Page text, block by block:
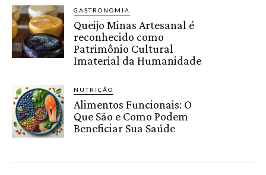
GASTRONOMIA
Queijo Minas Artesanal é
reconhecido como
Patrimônio Cultural
Imaterial da Humanidade
NUTRIÇÃO
Alimentos Funcionais: O
Que São e Como Podem
Beneficiar Sua Saúde